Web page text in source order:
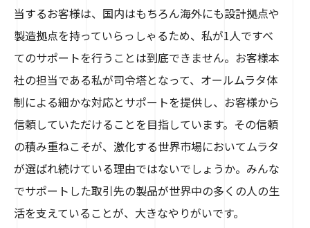
当するお客様は、国内はもちろん海外にも設計拠点や
製造拠点を持っていらっしゃるため、私が1人ですべ
てのサポートを行うことは到底できません。お客様本
社の担当である私が司令塔となって、オールムラタ体
制による細かな対応とサポートを提供し、お客様から
信頼していただけることを目指しています。その信頼
の積み重ねこそが、激化する世界市場においてムラタ
が選ばれ続けている理由ではないでしょうか。みんな
でサポートした取引先の製品が世界中の多くの人の生
活を支えていることが、大きなやりがいです。